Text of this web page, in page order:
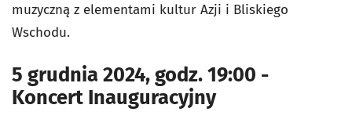
muzyczną z elementami kultur Azji i Bliskiego
Wschodu.
5 grudnia 2024, godz. 19:00 -
Koncert Inauguracyjny